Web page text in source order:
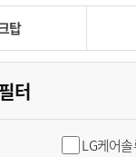
탑
터
LG케어